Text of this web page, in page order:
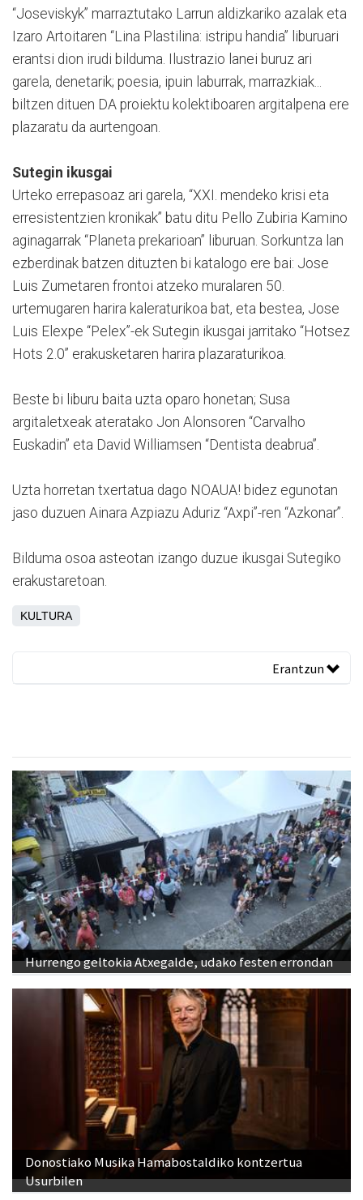
“Joseviskyk” marraztutako Larrun aldizkariko azalak eta
Izaro Artoitaren “Lina Plastilina: istripu handia” liburuari
erantsi dion irudi bilduma. Ilustrazio lanei buruz ari
garela, denetarik; poesia, ipuin laburrak, marrazkiak...
biltzen dituen DA proiektu kolektiboaren argitalpena ere
plazaratu da aurtengoan.
Sutegin ikusgai
Urteko errepasoaz ari garela, “XXI. mendeko krisi eta
erresistentzien kronikak” batu ditu Pello Zubiria Kamino
aginagarrak “Planeta prekarioan” liburuan. Sorkuntza lan
ezberdinak batzen dituzten bi katalogo ere bai: Jose
Luis Zumetaren frontoi atzeko muralaren 50.
urtemugaren harira kaleraturikoa bat, eta bestea, Jose
Luis Elexpe “Pelex”-ek Sutegin ikusgai jarritako “Hotsez
Hots 2.0” erakusketaren harira plazaraturikoa.
Beste bi liburu baita uzta oparo honetan; Susa
argitaletxeak ateratako Jon Alonsoren “Carvalho
Euskadin” eta David Williamsen “Dentista deabrua”.
Uzta horretan txertatua dago NOAUA! bidez egunotan
jaso duzuen Ainara Azpiazu Aduriz “Axpi”-ren “Azkonar”.
Bilduma osoa asteotan izango duzue ikusgai Sutegiko
erakustaretoan.
KULTURA
Erantzun
Hurrengo geltokia Atxegalde, udako festen errondan
Donostiako Musika Hamabostaldiko kontzertua
Usurbilen